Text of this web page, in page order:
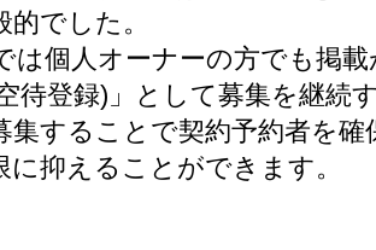
でした。
は個人オーナーの方でも掲
待登録)」として募集を継続
集することで契約予約者を
に抑えることができます。